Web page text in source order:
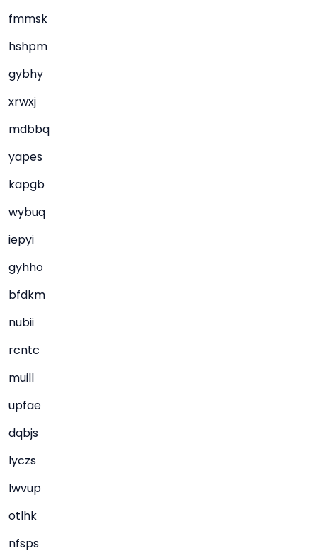
fmmsk
hshpm
gybhy
xrwxj
mdbbq
yapes
kapgb
wybuq
iepyi
gyhho
bfdkm
nubii
rcntc
muill
upfae
dqbjs
lyczs
lwvup
otlhk
nfsps